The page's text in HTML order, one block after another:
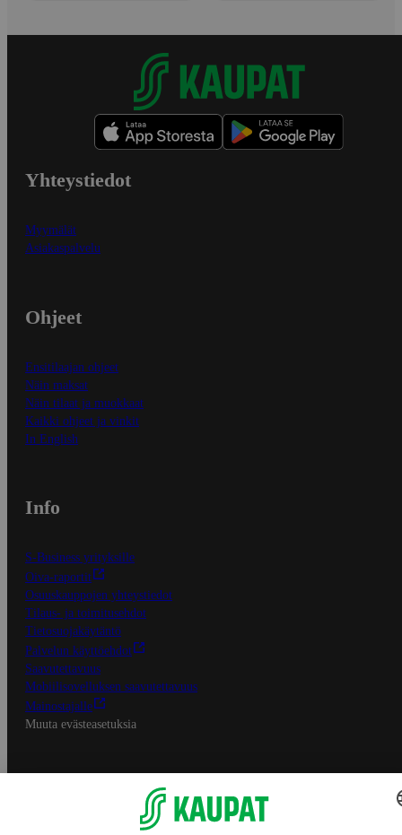
Yhteystiedot
Myymälät
Asiakaspalvelu
Ohjeet
Ensitilaajan ohjeet
Näin maksat
Näin tilaat ja muokkaat
Kaikki ohjeet ja vinkit
In English
Info
S-Business yrityksille
Oiva-raportit
Osuuskauppojen yhteystiedot
Tilaus- ja toimitusehdot
Tietosuojakäytäntö
Palvelun käyttöehdot
Saavutettavuus
Mobiilisovelluksen saavutettavuus
Mainostajalle
Muuta evästeasetuksia
S-ryhmän palvelut